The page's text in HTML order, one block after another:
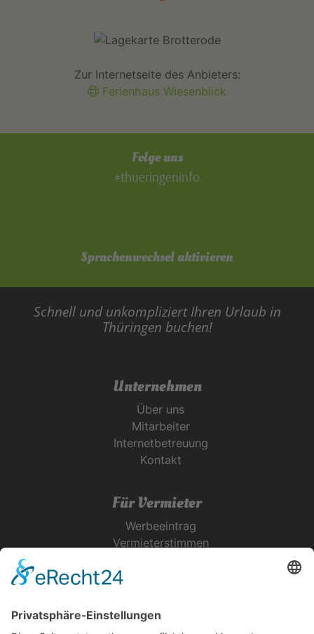
Zur Internetseite des Anbieters:
Ferienhaus Wiesenblick
Folge uns
#thueringeninfo
Sprachenwechsel aktivieren
Schnell und unkompliziert Ihren Urlaub in
Thüringen buchen!
Unternehmen
Über uns
Mitarbeiter
Internetbetreuung
Kontakt
Für Vermieter
Werbeeintrag
Vermieterstimmen
Urlaubsservice